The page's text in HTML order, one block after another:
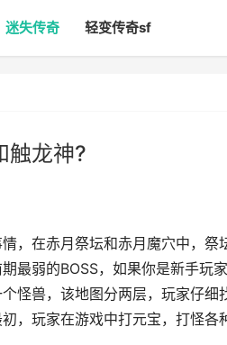
迷失传奇 轻变传奇sf
触龙神?
，在赤月祭坛和赤月魔穴中，祭
最弱的BOSS，如果你是新手玩
怪兽，该地图分两层，玩家仔细
，玩家在游戏中打元宝，打怪各